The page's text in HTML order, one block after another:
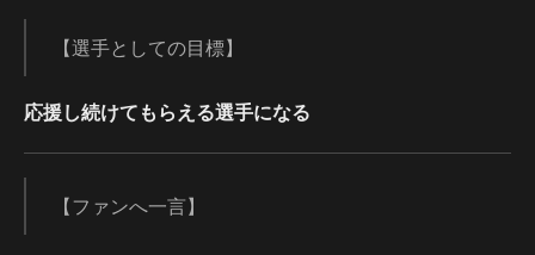
【選手としての目標】
応援し続けてもらえる選手になる
【ファンへ一言】